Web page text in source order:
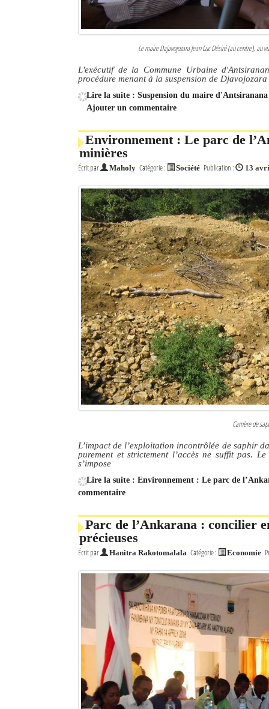
Le maire Dajavojozara Jean Luc Désiré (au centre),
L'exécutif de la Commune Urbaine
procédure menant à la suspension de
Lire la suite : Suspension du maire
Ajouter un commentaire
Environnement : Le parc de
minières
Écrit par Maholy Catégorie : Société Publication : 13
Carrière de
L’impact de l’exploitation incontrôlée de saphir
purement et strictement l’accès ne suffit pas.
s’impose
Lire la suite : Environnement : Le parc de
commentaire
Parc de l’Ankarana : concilier
précieuses
Écrit par Hanitra Rakotomalala Catégorie : Economie